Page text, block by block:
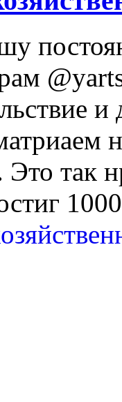
Это так